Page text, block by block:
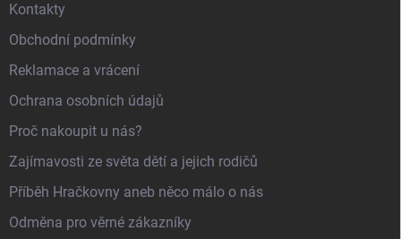
Kontakty
Obchodní podmínky
Reklamace a vrácení
Ochrana osobních údajů
Proč nakoupit u nás?
Zajímavosti ze světa dětí a jejich rodičů
Příběh Hračkovny aneb něco málo o nás
Odměna pro věrné zákazníky